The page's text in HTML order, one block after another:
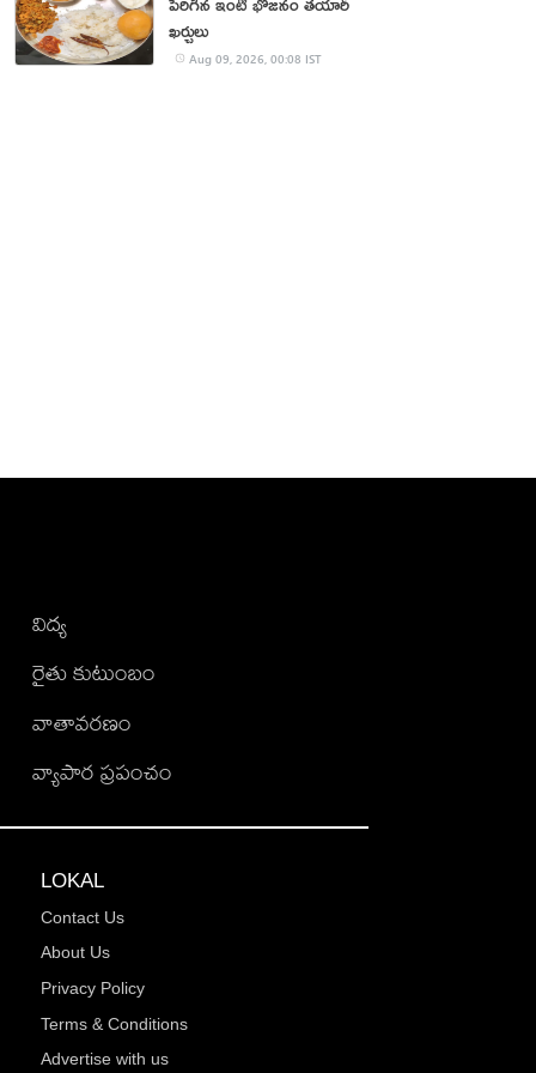
ఖర్చులు
Aug 09, 2026, 00:08 IST
విద్య
రైతు కుటుంబం
వాతావరణం
వ్యాపార ప్రపంచం
LOKAL
Contact Us
About Us
Privacy Policy
Terms & Conditions
Advertise with us